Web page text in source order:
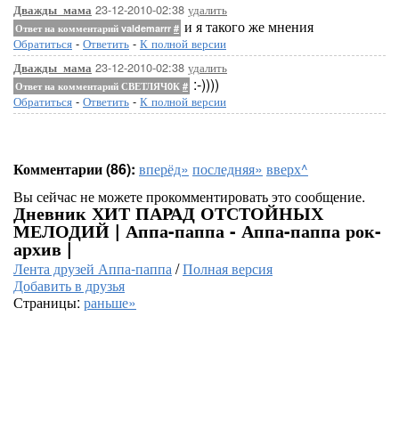
Дважды_мама 23-12-2010-02:38 удалить
Ответ на комментарий valdemarrr # и я такого же мнения
Обратиться - Ответить - К полной версии
Дважды_мама 23-12-2010-02:38 удалить
Ответ на комментарий СВЕТЛЯЧ0К # :-))))
Обратиться - Ответить - К полной версии
Комментарии (86): вперёд» последняя» вверх^
Вы сейчас не можете прокомментировать это сообщение.
Дневник ХИТ ПАРАД ОТСТОЙНЫХ
МЕЛОДИЙ | Аппа-паппа - Аппа-паппа рок-
архив |
Лента друзей Аппа-паппа/Полная версия
Добавить в друзья
Страницы: раньше»